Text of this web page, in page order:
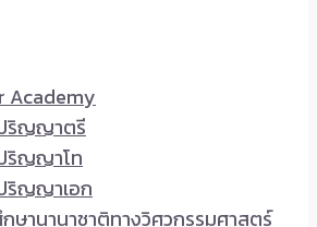
Academy
ริญญาตรี
ริญญาโท
ริญญาเอก
ษานานาชาติทางวิศวกรรมศาสตร์